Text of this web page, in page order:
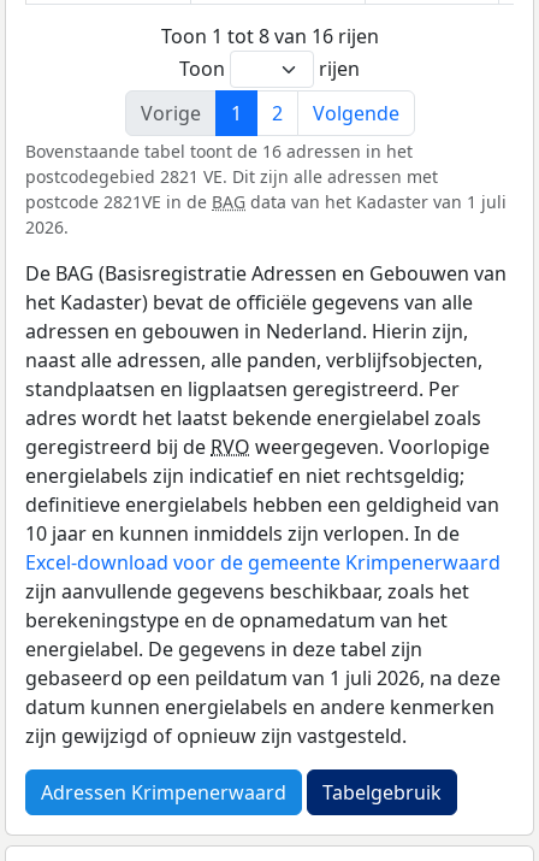
Toon 1 tot 8 van 16 rijen
Toon
rijen
Vorige
1 2 Volgende
Bovenstaande tabel toont de 16 adressen in het
postcodegebied 2821 VE. Dit zijn alle adressen met
postcode 2821VE in de BAG data van het Kadaster van 1 juli
2026.
De BAG (Basisregistratie Adressen en Gebouwen van
het Kadaster) bevat de officiële gegevens van alle
adressen en gebouwen in Nederland. Hierin zijn,
naast alle adressen, alle panden, verblijfsobjecten,
standplaatsen en ligplaatsen geregistreerd. Per
adres wordt het laatst bekende energielabel zoals
geregistreerd bij de RVO weergegeven. Voorlopige
energielabels zijn indicatief en niet rechtsgeldig;
definitieve energielabels hebben een geldigheid van
10 jaar en kunnen inmiddels zijn verlopen. In de
Excel-download voor de gemeente Krimpenerwaard
zijn aanvullende gegevens beschikbaar, zoals het
berekeningstype en de opnamedatum van het
energielabel. De gegevens in deze tabel zijn
gebaseerd op een peildatum van 1 juli 2026, na deze
datum kunnen energielabels en andere kenmerken
zijn gewijzigd of opnieuw zijn vastgesteld.
Adressen Krimpenerwaard Tabelgebruik